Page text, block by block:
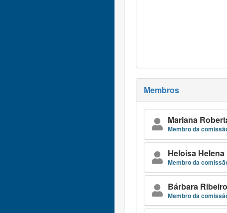
Membros
Mariana
Membro da
Heloisa
Membro da
Bárbara
Membro da